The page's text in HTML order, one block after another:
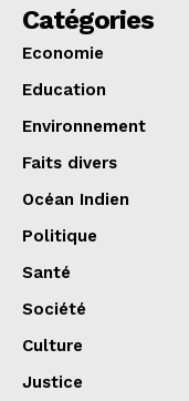
Catégories
Economie
Education
Environnement
Faits divers
Océan Indien
Politique
Santé
Société
Culture
Justice